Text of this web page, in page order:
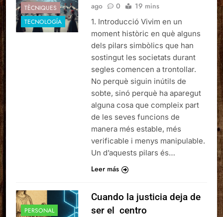
TÈCNIQUES
TECNOLOGÍA
ago
0 19 mins
1. Introducció Vivim en un
moment històric en què alguns
dels pilars simbòlics que han
sostingut les societats durant
segles comencen a trontollar.
No perquè siguin inútils de
sobte, sinó perquè ha aparegut
alguna cosa que compleix part
de les seves funcions de
manera més estable, més
verificable i menys manipulable.
Un d’aquests pilars és…
Leer más
PERSONAL
Cuando la justicia deja de
ser el centro